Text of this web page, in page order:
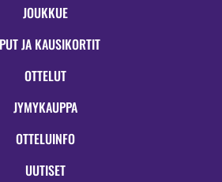
JOUKKUE
JA KAUSIKORTIT
OTTELUT
JYMYKAUPPA
OTTELUINFO
UUTISET